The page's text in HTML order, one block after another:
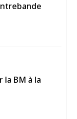
la BM à la